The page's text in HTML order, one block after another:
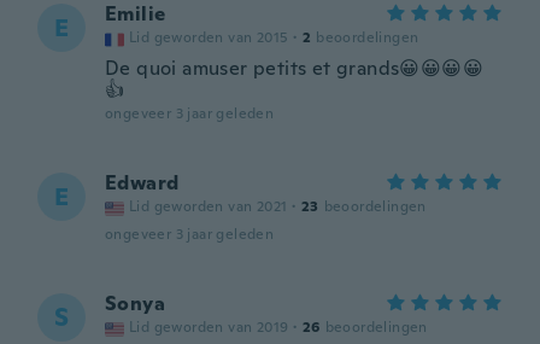
E Emilie
Lid geworden van 2015 · 2 beoordelingen
De quoi amuser petits et grands😀😀😀😀
👍
ongeveer 3 jaar geleden
E Edward
Lid geworden van 2021 · 23 beoordelingen
ongeveer 3 jaar geleden
S Sonya
Lid geworden van 2019 · 26 beoordelingen